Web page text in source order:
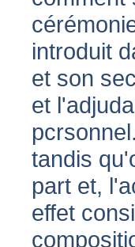
introduit
et son
et
tandis
part et,
effet